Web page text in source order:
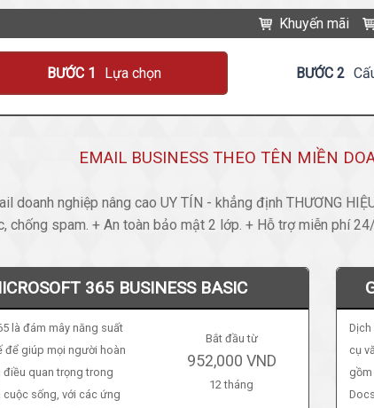
Khuyến mãi
BƯỚC 1 Lựa chọn BƯỚC 2
EMAIL BUSINESS THEO TÊN MIỀN
doanh nghiệp nâng cao UY TÍN - khẳng định THƯƠNG
chống spam. + An toàn bảo mật 2 lớp. + Hỗ trợ miễn phí
365 BUSINESS BASIC
là đám mây năng suất
để giúp mọi người hoàn
điều quan trọng trong
cuộc sống, với các ứng
Bắt đầu từ
952,000 VND
12 tháng
cụ
gồm